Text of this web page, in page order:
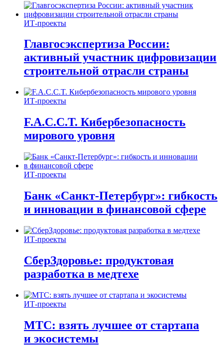
ИТ-проекты
Главгосэкспертиза России:
активный участник цифровизации
строительной отрасли страны
ИТ-проекты
F.A.C.C.T. Кибербезопасность
мирового уровня
ИТ-проекты
Банк «Санкт-Петербург»: гибкость
и инновации в финансовой сфере
ИТ-проекты
СберЗдоровье: продуктовая
разработка в медтехе
ИТ-проекты
МТС: взять лучшее от стартапа
и экосистемы